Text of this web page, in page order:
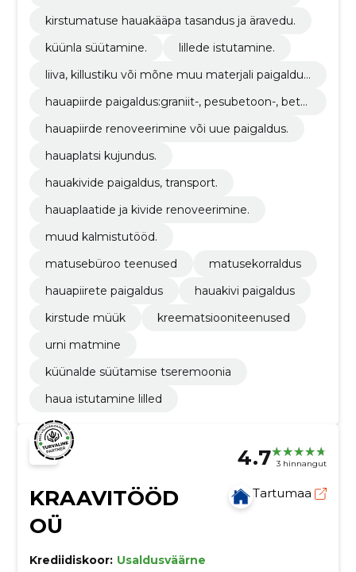
kirstumatuse hauakääpa tasandus ja äravedu.
küünla süütamine.
lillede istutamine.
liiva, killustiku või mõne muu materjali paigaldu
hauapiirde paigaldus:graniit-, pesubetoon-, beto
hauapiirde renoveerimine või uue paigaldus.
hauaplatsi kujundus.
hauakivide paigaldus, transport.
hauaplaatide ja kivide renoveerimine.
muud kalmistutööd.
matusebüroo teenused
matusekorraldus
hauapiirete paigaldus
hauakivi paigaldus
kirstude müük
kreematsiooniteenused
urni matmine
küünalde süütamise tseremoonia
haua istutamine lilled
4.7 3 hinnangut
KRAAVITÖÖD
OÜ
Tartumaa
Krediidiskoor: Usaldusväärne